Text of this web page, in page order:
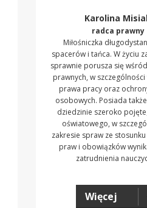
Karolina
radca prawny
Miłośniczka
spacerów i tańca. W życiu
sprawnie porusza się
prawnych, w szczególności
prawa pracy oraz
osobowych. Posiada
dziedzinie szeroko
oświatowego, w
zakresie spraw ze
praw i obowiązków
zatrudnienia
Więcej